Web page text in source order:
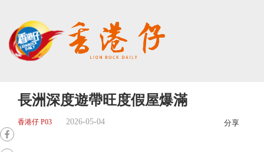
長洲深度遊帶旺度假屋爆滿
香港仔 P03 2026-05-04 分享